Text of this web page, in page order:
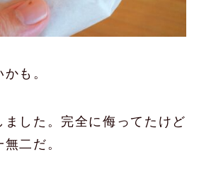
も。
ました。完全に侮ってたけど
二だ。